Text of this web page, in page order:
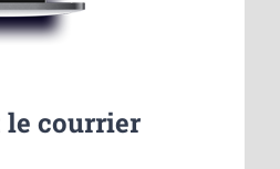
le courrier